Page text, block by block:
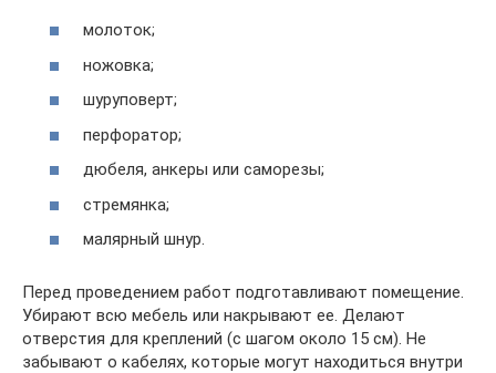
молоток;
ножовка;
шуруповерт;
перфоратор;
дюбеля, анкеры или саморезы;
стремянка;
малярный шнур.
Перед проведением работ подготавливают помещение.
Убирают всю мебель или накрывают ее. Делают
отверстия для креплений (с шагом около 15 см). Не
забывают о кабелях, которые могут находиться внутри